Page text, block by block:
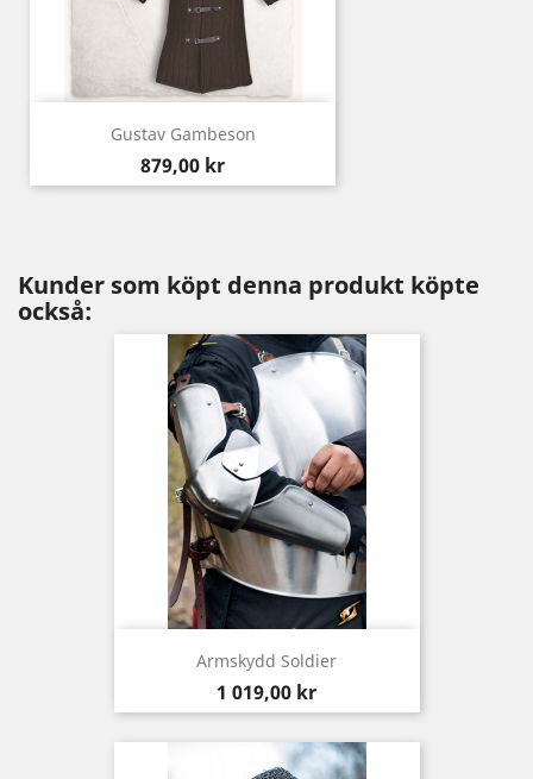
Gustav Gambeson
Pris
879,00 kr
Kunder som köpt denna produkt köpte
också:
Armskydd Soldier
Pris
1 019,00 kr